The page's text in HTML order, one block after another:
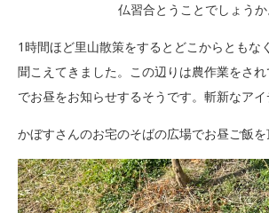
仏習合とうことでしょうか
1時間ほど里山散策をするとどこからともな
聞こえてきました。この辺りは農作業をさ
でお昼をお知らせするそうです。斬新なアイ
かぼすさんのお宅のそばの広場でお昼ご飯を